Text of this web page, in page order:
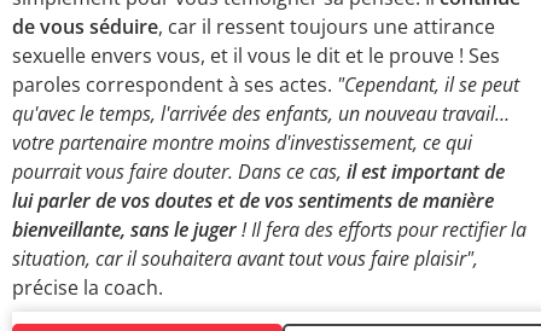
de vous séduire, car il ressent toujours une attirance
sexuelle envers vous, et il vous le dit et le prouve ! Ses
paroles correspondent à ses actes. "Cependant, il se peut
qu'avec le temps, l'arrivée des enfants, un nouveau travail…
votre partenaire montre moins d'investissement, ce qui
pourrait vous faire douter. Dans ce cas, il est important de
lui parler de vos doutes et de vos sentiments de manière
bienveillante, sans le juger! Il fera des efforts pour rectifier la
situation, car il souhaitera avant tout vous faire plaisir",
précise la coach.